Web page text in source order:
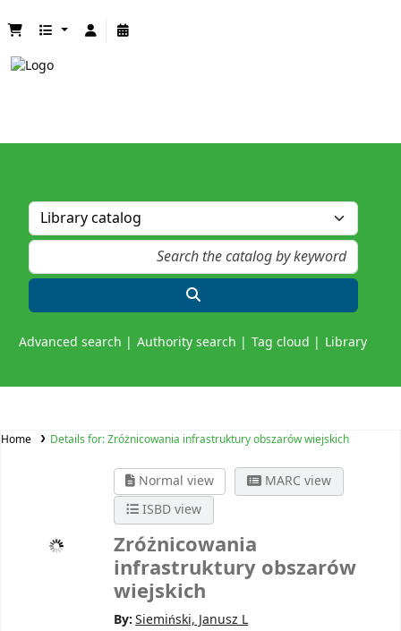
Advanced search Authority search Tag cloud Library
Home Details for:Zróżnicowania infrastruktury obszarów wiejskich
Normal view
MARC view
ISBD view
Zróżnicowania
infrastruktury obszarów
wiejskich
By:Siemiński, Janusz L